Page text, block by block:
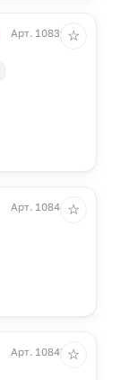
Арт. 10839.99
☆
Арт. 10841.10
☆
Арт. 10845.10
☆